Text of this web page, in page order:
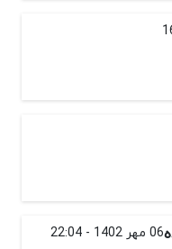
06 مهر 1402 - 22:04